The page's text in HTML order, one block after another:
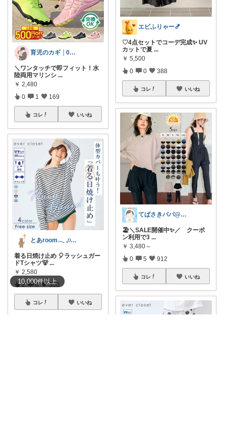
10,000件以上
育児のカギ │0歳からの必須アイテム
＼ワンタッチで即フィット！水
陸両用マリンシ ...
￥ 2,480
0 1 169
コレ いいね
とあroom𓂃 𓈒𓏸心地よい衣食住
着る日焼け止め 🎈ラッシュガー
ドTシャツ🐻 ...
￥ 2,580
2 0 300
コレ いいね
エビふりゃー🍤
♡4点セットでコーデ完成✨ UV
カットで夏 ...
￥ 5,500
0 0 388
コレ いいね
てばさきパパ@スマホアクセ
🏖️＼SALE開催中✨／ クーポ
ン利用で3 ...
￥ 3,480～
0 5 912
コレ いいね